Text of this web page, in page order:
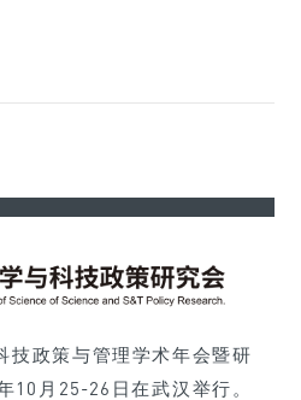
技政策与管理学术年会暨研
10月25-26日在武汉举行。